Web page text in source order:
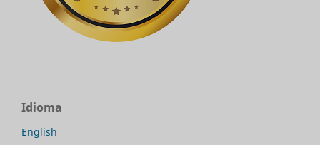
Idioma
English